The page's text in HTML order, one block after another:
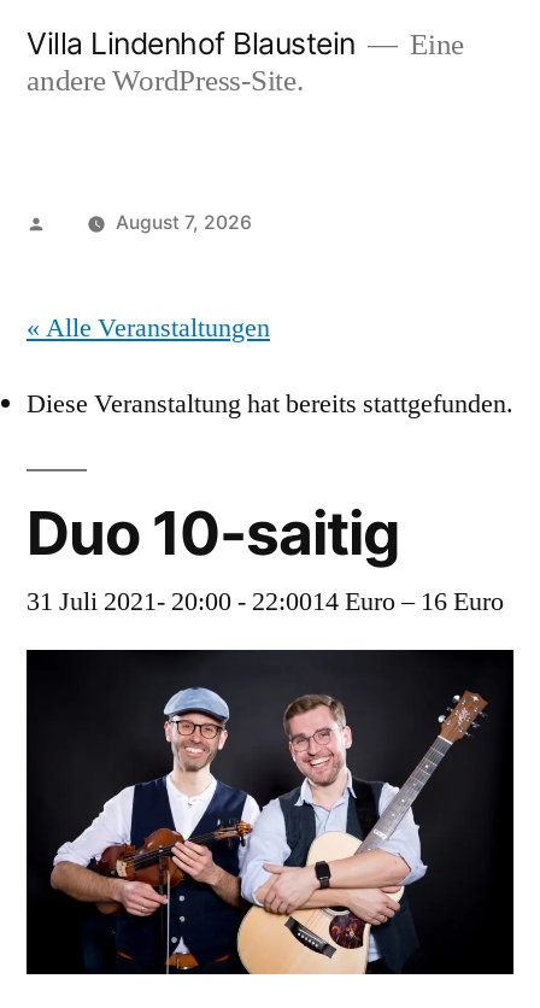
Inhalt
Villa Lindenhof Blaustein
Eine
andere WordPress-Site.
Veröffentlicht
August 7, 2026
« Alle Veranstaltungen
Diese Veranstaltung hat bereits stattgefunden.
Duo 10-saitig
31 Juli 2021- 20:00- 22:0014 Euro – 16 Euro